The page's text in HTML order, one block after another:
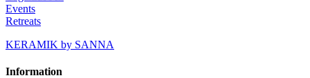
Events
Retreats
KERAMIK by SANNA
Information